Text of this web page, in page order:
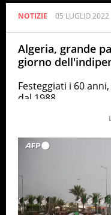
NOTIZIE 05 LUGLIO 2022
Algeria, grande
giorno
Festeggiati i 60
dal 1988